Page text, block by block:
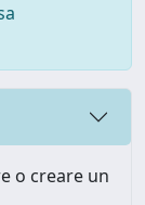
o creare un